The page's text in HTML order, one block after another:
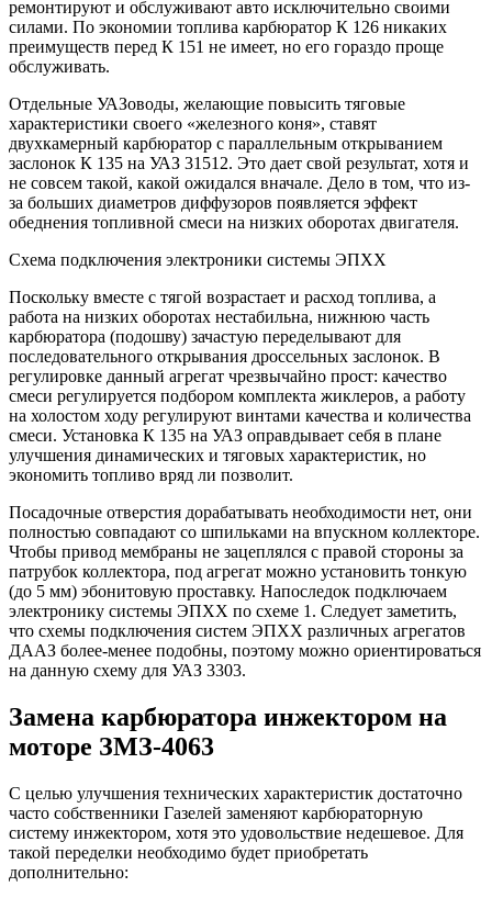
ремонтируют и обслуживают авто исключительно своими
силами. По экономии топлива карбюратор К 126 никаких
преимуществ перед К 151 не имеет, но его гораздо проще
обслуживать.
Отдельные УАЗоводы, желающие повысить тяговые
характеристики своего «железного коня», ставят
двухкамерный карбюратор с параллельным открыванием
заслонок К 135 на УАЗ 31512. Это дает свой результат, хотя и
не совсем такой, какой ожидался вначале. Дело в том, что из-
за больших диаметров диффузоров появляется эффект
обеднения топливной смеси на низких оборотах двигателя.
Схема подключения электроники системы ЭПХХ
Поскольку вместе с тягой возрастает и расход топлива, а
работа на низких оборотах нестабильна, нижнюю часть
карбюратора (подошву) зачастую переделывают для
последовательного открывания дроссельных заслонок. В
регулировке данный агрегат чрезвычайно прост: качество
смеси регулируется подбором комплекта жиклеров, а работу
на холостом ходу регулируют винтами качества и количества
смеси. Установка К 135 на УАЗ оправдывает себя в плане
улучшения динамических и тяговых характеристик, но
экономить топливо вряд ли позволит.
Посадочные отверстия дорабатывать необходимости нет, они
полностью совпадают со шпильками на впускном коллекторе.
Чтобы привод мембраны не зацеплялся с правой стороны за
патрубок коллектора, под агрегат можно установить тонкую
(до 5 мм) эбонитовую проставку. Напоследок подключаем
электронику системы ЭПХХ по схеме 1. Следует заметить,
что схемы подключения систем ЭПХХ различных агрегатов
ДААЗ более-менее подобны, поэтому можно ориентироваться
на данную схему для УАЗ 3303.
Замена карбюратора инжектором на
моторе ЗМЗ-4063
С целью улучшения технических характеристик достаточно
часто собственники Газелей заменяют карбюраторную
систему инжектором, хотя это удовольствие недешевое. Для
такой переделки необходимо будет приобретать
дополнительно: